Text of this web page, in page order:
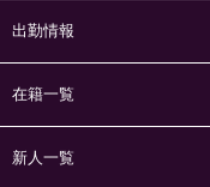
出勤情報
在籍一覧
新人一覧